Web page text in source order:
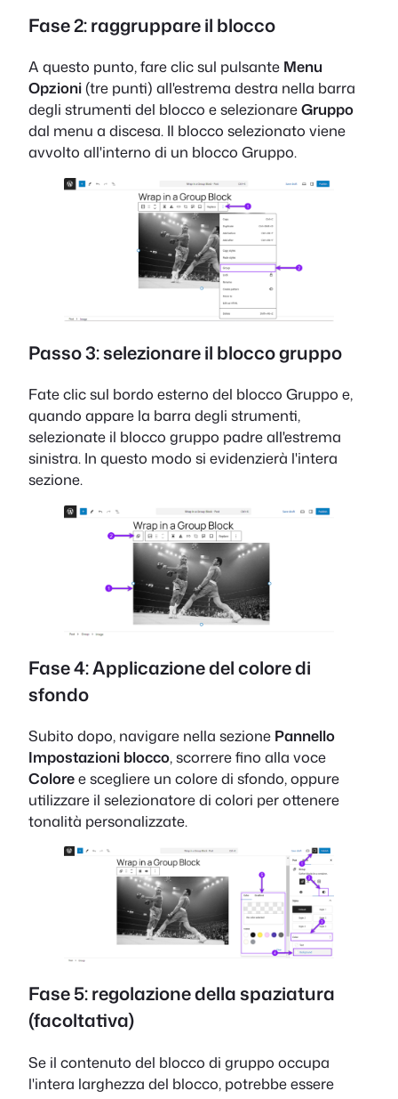
Fase 2: raggruppare il blocco
A questo punto, fare clic sul pulsante Menu
Opzioni(tre punti) all'estrema destra nella barra
degli strumenti del blocco e selezionareGruppo
dal menu a discesa. Il blocco selezionato viene
avvolto all'interno di un blocco Gruppo.
Passo 3: selezionare il blocco gruppo
Fate clic sul bordo esterno del blocco Gruppo e,
quando appare la barra degli strumenti,
selezionate il blocco gruppo padre all'estrema
sinistra. In questo modo si evidenzierà l'intera
sezione.
Fase 4: Applicazione del colore di
sfondo
Subito dopo, navigare nella sezione Pannello
Impostazioni blocco, scorrere fino alla voce
Coloree scegliere un colore di sfondo, oppure
utilizzare il selezionatore di colori per ottenere
tonalità personalizzate.
Fase 5: regolazione della spaziatura
(facoltativa)
Se il contenuto del blocco di gruppo occupa
l'intera larghezza del blocco, potrebbe essere